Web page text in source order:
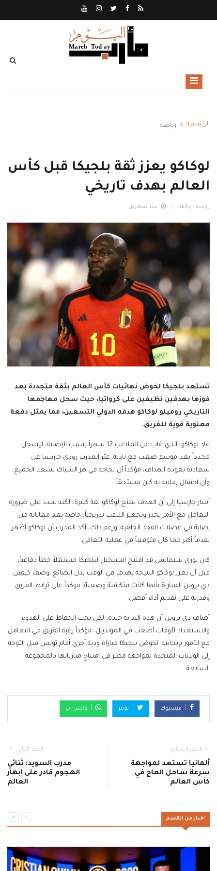
الرئيسية رياضة
لوكاكو يعزز ثقة بلجيكا قبل كأس
العالم بهدف تاريخي
رياضة - وكالات منذ شهرين
تستعد بلجيكا لخوض نهائيات كأس العالم بثقة متجددة بعد
فوزها بهدفين نظيفين على كرواتيا، حيث سجل مهاجمها
التاريخي روميلو لوكاكو هدفه الدولي التسعين، مما يمثل دفعة
معنوية قوية للفريق.
عاد لوكاكو، الذي غاب عن الملاعب 12 شهراً بسبب الإصابة، ليسجل
مجدداً بعد موسم صعب مع ناديه. عبّر المدرب رودي جارسيا عن
سعادته بعودة الهداف، مؤكداً أن نجاحه في هز الشباك يسعد الجميع،
وأن احتفال زملائه به كان مستحقاً.
أشار جارسيا إلى أن الهدف يمنح لوكاكو ثقة كبيرة، لكنه شدد على ضرورة
التعامل مع الأمر بحذر وتجهيز اللاعب تدريجياً، خاصة بعد معاناته من
إصابة في عضلات الفخذ الخلفية. ورغم ذلك، أكد المدرب أن لوكاكو أظهر
تقدماً أكبر مما كان متوقعاً في عملية التعافي.
كان يوري تيليمانس قد افتتح التسجيل لبلجيكا مستغلاً خطأ دفاعياً،
قبل أن يعزز لوكاكو النتيجة بهدف في الوقت بدل الضائع. وصف كيفين
دي بروين المباراة بأنها كانت متكافئة وصعبة، مؤكداً على ترابط الفريق
وقدرته على تقديم أداء أفضل.
أضاف دي بروين أن هذه البداية جيدة، لكن يجب الحفاظ على الهدوء
والاستعداد لأوقات أصعب في المونديال، مؤكداً رغبة الفريق في التعامل
مع الأمور بإيجابية. تخوض بلجيكا مباراة ودية أخرى أمام تونس قبل التوجه
إلى الولايات المتحدة لمواجهة مصر في افتتاح مبارياتها بالمجموعة
السابعة.
فيسبوك تويتر واتس اب
الخبر السابق
ألمانيا تستعد لمواجهة
سرعة ساحل العاج في
كأس العالم
الخبر التالي
مدرب السويد: ثنائي
الهجوم قادر على إبهار
العالم
اخبار من القسم